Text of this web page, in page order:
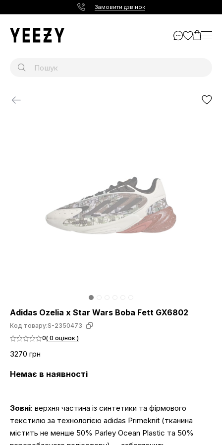
Замовити дзвінок
Adidas Ozelia x Star Wars Boba Fett GX6802
Код товару:S-2350473
0( 0 оцінок )
3270 грн
Немає в наявності
Зовні: верхня частина із синтетики та фірмового
текстилю за технологією adidas Primeknit (тканина
містить не менше 50% Parley Ocean Plastic та 50%